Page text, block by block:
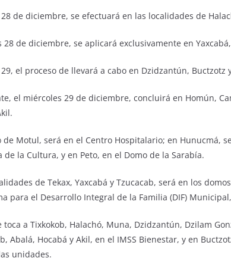
de diciembre, se efectuará en las localidades de
28 de diciembre, se aplicará exclusivamente en
el proceso de llevará a cabo en Dzidzantún, Buctzotz
el miércoles 29 de diciembre, concluirá en Homún,
de Motul, será en el Centro Hospitalario; en Hunucmá,
de la Cultura, y en Peto, en el Domo de la Sarabía.
de Tekax, Yaxcabá y Tzucacab, será en los
para el Desarrollo Integral de la Familia (DIF)
toca a Tixkokob, Halachó, Muna, Dzidzantún, Dzilam
Abalá, Hocabá y Akil, en el IMSS Bienestar, y en
unidades.